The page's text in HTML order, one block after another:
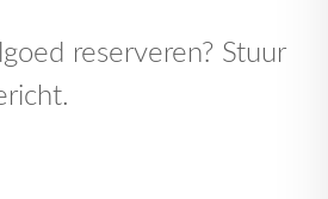
reserveren? Stuur